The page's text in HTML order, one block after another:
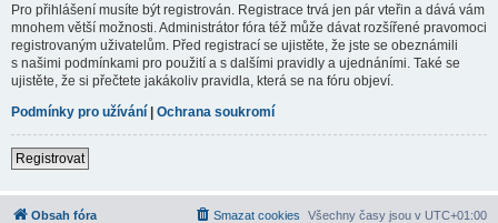
Pro přihlášení musíte být registrován. Registrace trvá jen pár vteřin a dává vám
mnohem větší možnosti. Administrátor fóra též může dávat rozšířené pravomoci
registrovaným uživatelům. Před registrací se ujistěte, že jste se obeznámili
s našimi podmínkami pro použití a s dalšími pravidly a ujednáními. Také se
ujistěte, že si přečtete jakákoliv pravidla, která se na fóru objeví.
Podmínky pro užívání | Ochrana soukromí
Registrovat
Obsah fóra Všechny časy jsou v UTC+01:00
Smazat cookies